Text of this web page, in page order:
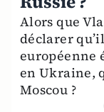
Alors que
déclarer
européenne
en Ukraine,
Moscou ?